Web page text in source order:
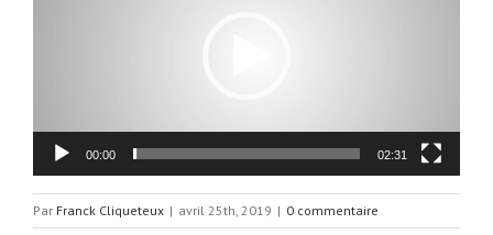
00:00 02:31
Par Franck Cliqueteux | avril 25th, 2019 | 0 commentaire